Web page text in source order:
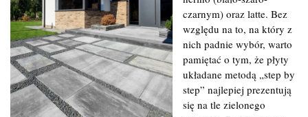
czarnym) oraz latte. Bez
względu na to, na który z
nich padnie wybór, warto
pamiętać o tym, że płyty
układane metodą „step by
step” najlepiej prezentują
się na tle zielonego